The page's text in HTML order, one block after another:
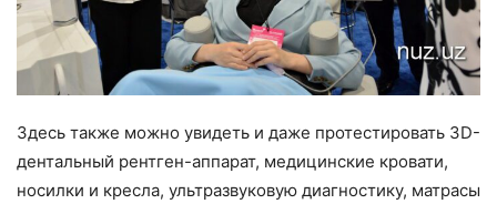
Здесь также можно увидеть и даже протестировать 3D-
дентальный рентген-аппарат, медицинские кровати,
носилки и кресла, ультразвуковую диагностику, матрасы